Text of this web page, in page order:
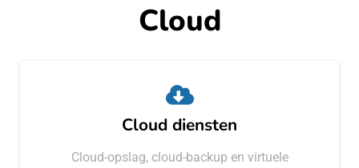
Cloud
Cloud diensten
Cloud-opslag, cloud-backup en virtuele